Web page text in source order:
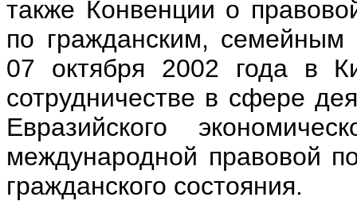
также Конвенции о
по гражданским,
07 октября 2002 года в
сотрудничестве в сфере
Евразийского
международной правовой
гражданского состояния.